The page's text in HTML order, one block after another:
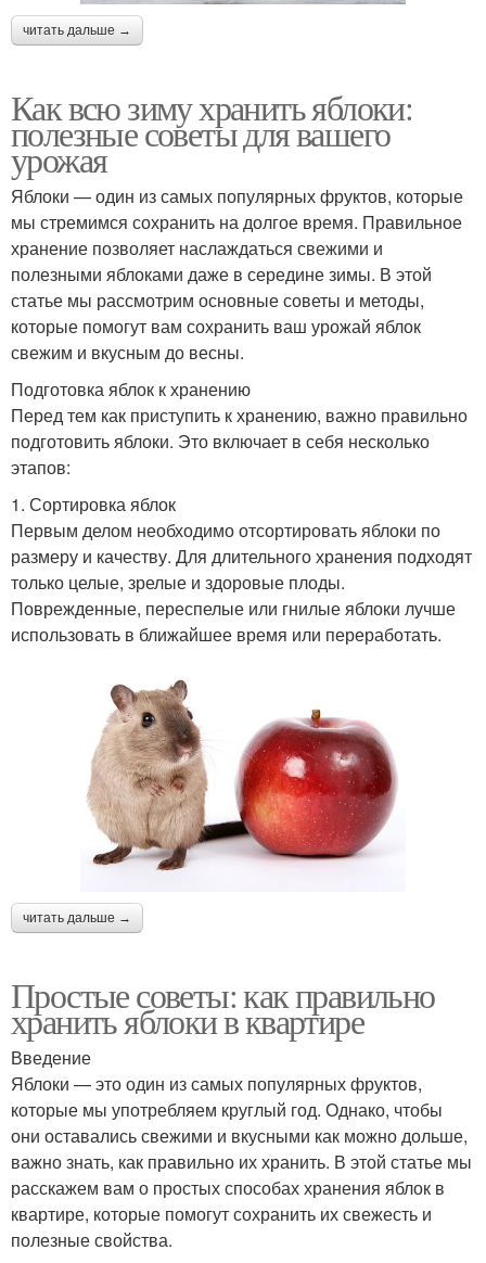
читать дальше →
Как всю зиму хранить яблоки:
полезные советы для вашего
урожая
Яблоки — один из самых популярных фруктов, которые
мы стремимся сохранить на долгое время. Правильное
хранение позволяет наслаждаться свежими и
полезными яблоками даже в середине зимы. В этой
статье мы рассмотрим основные советы и методы,
которые помогут вам сохранить ваш урожай яблок
свежим и вкусным до весны.
Подготовка яблок к хранению
Перед тем как приступить к хранению, важно правильно
подготовить яблоки. Это включает в себя несколько
этапов:
1. Сортировка яблок
Первым делом необходимо отсортировать яблоки по
размеру и качеству. Для длительного хранения подходят
только целые, зрелые и здоровые плоды.
Поврежденные, переспелые или гнилые яблоки лучше
использовать в ближайшее время или переработать.
читать дальше →
Простые советы: как правильно
хранить яблоки в квартире
Введение
Яблоки — это один из самых популярных фруктов,
которые мы употребляем круглый год. Однако, чтобы
они оставались свежими и вкусными как можно дольше,
важно знать, как правильно их хранить. В этой статье мы
расскажем вам о простых способах хранения яблок в
квартире, которые помогут сохранить их свежесть и
полезные свойства.